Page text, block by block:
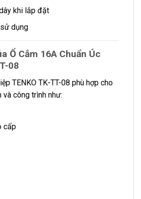
khi lắp đặt
dụng
Ổ Cắm 16A Chuẩn Úc
08
TENKO TK-TT-08 phù hợp cho
và công trình như:
cấp